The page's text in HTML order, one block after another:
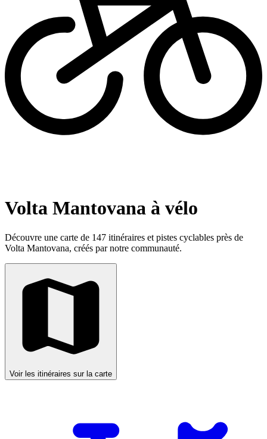
Volta Mantovana à vélo
Découvre une carte de 147 itinéraires et pistes cyclables près de
Volta Mantovana, créés par notre communauté.
Voir les itinéraires sur la carte